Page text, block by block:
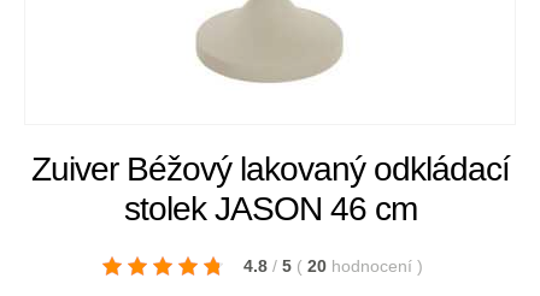
Zuiver Béžový lakovaný odkládací
stolek JASON 46 cm
4.8 / 5 ( 20 hodnocení )